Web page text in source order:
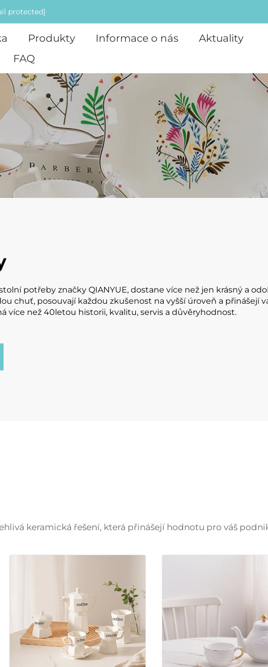
protected]
Produkty Informace o nás
Aktuality
FAQ
potřeby značky QIANYUE, dostane více než jen krásný a
chuť, posouvají každou zkušenost na vyšší úroveň a přinášejí
více než 40letou historii, kvalitu, servis a důvěryhodnost.
keramická řešení, která přinášejí hodnotu pro váš